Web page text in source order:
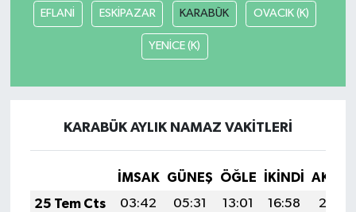
EFLANİ ESKİPAZAR KARABÜK OVACIK (K)
YENİCE (K)
KARABÜK AYLIK NAMAZ VAKITLERI
İMSAK GÜNEŞ ÖĞLE İKINDI
25 Tem Cts
03:42 05:31 13:01 16:58
20:21